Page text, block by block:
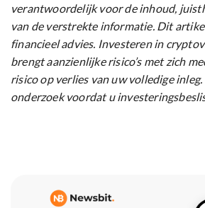
verantwoordelijk voor de inhoud,
van de verstrekte informatie. Dit
financieel advies. Investeren in
brengt aanzienlijke risico’s met zich
risico op verlies van uw volledige
onderzoek voordat u